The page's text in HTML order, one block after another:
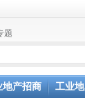
题
地产招商 工业